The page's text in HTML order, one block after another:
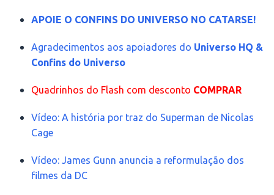
APOIE O CONFINS DO UNIVERSO NO CATARSE!
Agradecimentos aos apoiadores do Universo HQ &
Confins do Universo
Quadrinhos do Flash com desconto COMPRAR
Vídeo: A história por traz do Superman de Nicolas
Cage
Vídeo: James Gunn anuncia a reformulação dos
filmes da DC